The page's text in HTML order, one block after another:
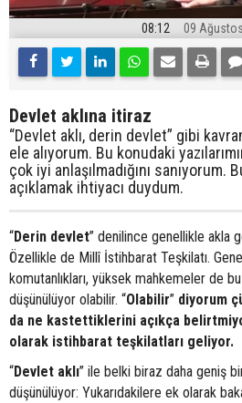
08:12 09
Devlet aklına itiraz
“Devlet aklı, derin devlet” gibi
ele alıyorum. Bu konudaki
çok iyi anlaşılmadığını sanıyorum.
açıklamak ihtiyacı duydum.
“Derin devlet” denilince genellikle akla
Özellikle de Millî İstihbarat Teşkilatı.
komutanlıkları, yüksek mahkemeler de
düşünülüyor olabilir. “Olabilir” diyorum
da ne kastettiklerini açıkça
olarak istihbarat teşkilatları geliyor.
“Devlet aklı” ile belki biraz daha geniş
düşünülüyor: Yukarıdakilere ek olarak